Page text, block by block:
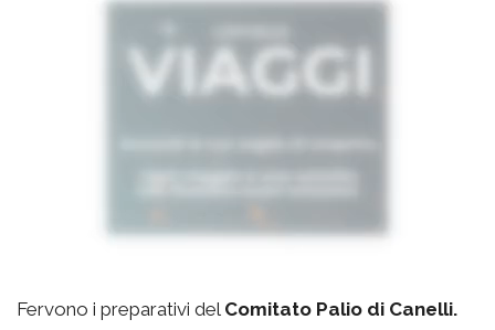
Fervono i preparativi del Comitato Palio di Canelli.